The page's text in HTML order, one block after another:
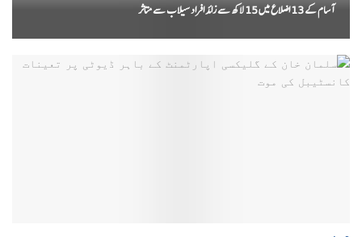
آسام کے 13 اضلاع میں 15 لاکھ سے زائد افراد سیلاب سے متاثر